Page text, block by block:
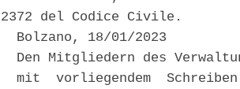
2372 del Codice Civile.
  Bolzano, 18/01/2023
Den Mitgliedern des
mit  vorliegendem